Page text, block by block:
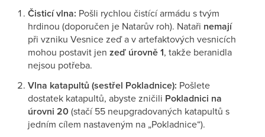
Čisticí vlna: Pošli rychlou čistící armádu s tvým
hrdinou (doporučen je Natarův roh). Nataři nemají
při vzniku Vesnice zeď a v artefaktových vesnicích
mohou postavit jen zeď úrovně 1, takže beranidla
nejsou potřeba.
Vlna katapultů (sestřel Pokladnice): Pošlete
dostatek katapultů, abyste zničili Pokladnici na
úrovni 20(stačí 55 neupgradovaných katapultů s
jedním cílem nastaveným na „Pokladnice“).